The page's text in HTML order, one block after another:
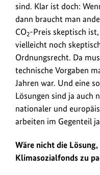
sind. Klar ist doch:
dann braucht man
CO2-Preis skeptisch
vielleicht noch
Ordnungsrecht. Da
technische Vorgaben
Jahren war. Und eine
Lösungen sind ja auch
nationaler und
arbeiten im Gegenteil
Wäre nicht die
Klimasozialfonds zu